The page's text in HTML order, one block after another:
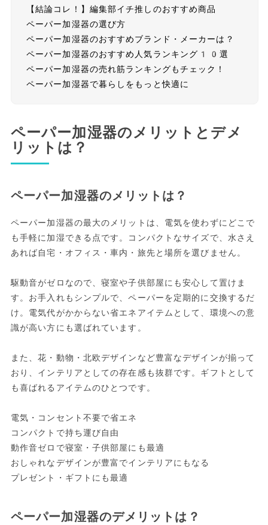
【結論コレ！】編集部イチ推しのおすすめ商品
ペーパー加湿器の選び方
ペーパー加湿器のおすすめブランド・メーカーは？
ペーパー加湿器のおすすめ人気ランキング10選
ペーパー加湿器の売れ筋ランキングもチェック！
ペーパー加湿器で暮らしをもっと快適に
ペーパー加湿器のメリットとデメ
リットは？
ペーパー加湿器のメリットは？
ペーパー加湿器の最大のメリットは、電気を使わずにどこで
も手軽に加湿できる点です。コンパクトなサイズで、水さえ
あれば自宅・オフィス・車内・旅先と場所を選びません。
駆動音がゼロなので、寝室や子供部屋にも安心して置けま
す。お手入れもシンプルで、ペーパーを定期的に交換するだ
け。電気代がかからない省エネアイテムとして、環境への意
識が高い方にも選ばれています。
また、花・動物・北欧デザインなど豊富なデザインが揃って
おり、インテリアとしての存在感も抜群です。ギフトとして
も喜ばれるアイテムのひとつです。
電気・コンセント不要で省エネ
コンパクトで持ち運び自由
動作音ゼロで寝室・子供部屋にも最適
おしゃれなデザインが豊富でインテリアにもなる
プレゼント・ギフトにも最適
ペーパー加湿器のデメリットは？